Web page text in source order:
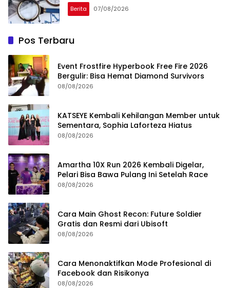
Berita 07/08/2026
Pos Terbaru
Event Frostfire Hyperbook Free Fire 2026
Bergulir: Bisa Hemat Diamond Survivors
08/08/2026
KATSEYE Kembali Kehilangan Member untuk
Sementara, Sophia Laforteza Hiatus
08/08/2026
Amartha 10X Run 2026 Kembali Digelar,
Pelari Bisa Bawa Pulang Ini Setelah Race
08/08/2026
Cara Main Ghost Recon: Future Soldier
Gratis dan Resmi dari Ubisoft
08/08/2026
Cara Menonaktifkan Mode Profesional di
Facebook dan Risikonya
08/08/2026